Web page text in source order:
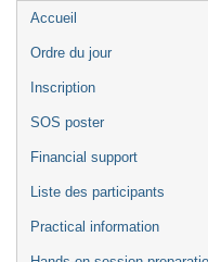
Menu
de
Accueil
Ordre du jour
Inscription
SOS poster
Financial support
Liste des participants
Practical information